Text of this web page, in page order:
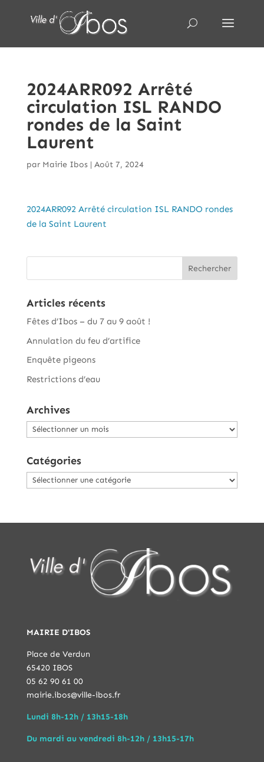
2024ARR092 Arrêté
circulation ISL RANDO
rondes de la Saint
Laurent
par Mairie Ibos| Août 7, 2024
2024ARR092 Arrêté circulation ISL RANDO rondes
de la Saint Laurent
Articles récents
Fêtes d’Ibos – du 7 au 9 août !
Annulation du feu d’artifice
Enquête pigeons
Restrictions d’eau
Archives
Archives
Catégories
Catégories
MAIRIE D'IBOS
Place de Verdun
65420 IBOS
05 62 90 61 00
mairie.ibos@ville-ibos.fr
Lundi 8h-12h / 13h15-18h
Du mardi au vendredi 8h-12h / 13h15-17h